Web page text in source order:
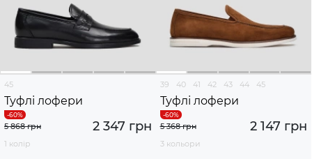
45
Туфлі лофери
2 347 грн
5 868 грн
1 колір
39 40 41 42 43 44 45
Туфлі лофери
2 147 грн
5 368 грн
3 кольори